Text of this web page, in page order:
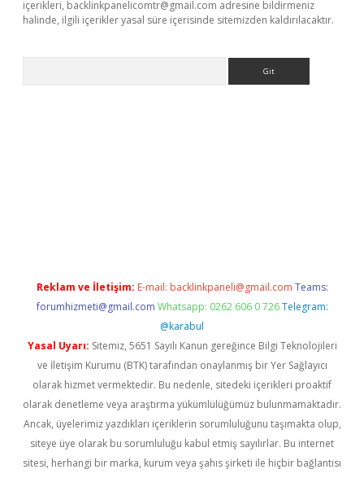
içerikleri, backlinkpanelicomtr@gmail.com adresine bildirmeniz
halinde, ilgili içerikler yasal süre içerisinde sitemizden kaldırılacaktır.
Reklam ve İletişim: E-mail: backlinkpaneli@gmail.com Teams:
forumhizmeti@gmail.com Whatsapp: 0262 606 0 726 Telegram:
@karabul
Yasal Uyarı: Sitemiz, 5651 Sayılı Kanun gereğince Bilgi Teknolojileri
ve İletişim Kurumu (BTK) tarafından onaylanmış bir Yer Sağlayıcı
olarak hizmet vermektedir. Bu nedenle, sitedeki içerikleri proaktif
olarak denetleme veya araştırma yükümlülüğümüz bulunmamaktadır.
Ancak, üyelerimiz yazdıkları içeriklerin sorumluluğunu taşımakta olup,
siteye üye olarak bu sorumluluğu kabul etmiş sayılırlar. Bu internet
sitesi, herhangi bir marka, kurum veya şahıs şirketi ile hiçbir bağlantısı